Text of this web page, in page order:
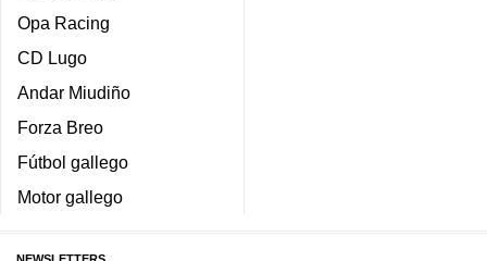
Opa Racing
CD Lugo
Andar Miudiño
Forza Breo
Fútbol gallego
Motor gallego